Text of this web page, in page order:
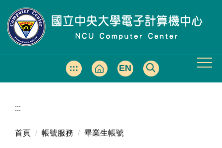
到
主
內
::: EN
:::
首頁 帳號服務 畢業生帳號